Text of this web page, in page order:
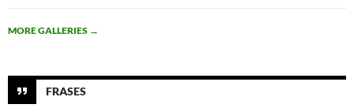
MORE GALLERIES →
FRASES